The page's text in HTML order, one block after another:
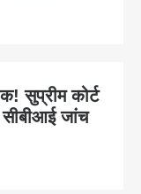
सुप्रीम कोर्ट
जांच